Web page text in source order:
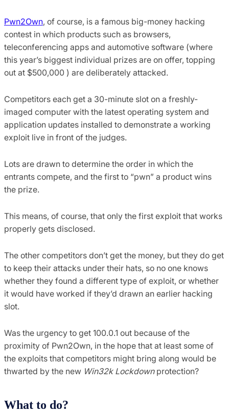
Pwn2Own, of course, is a famous big-money hacking
contest in which products such as browsers,
teleconferencing apps and automotive software (where
this year’s biggest individual prizes are on offer, topping
out at $500,000 ) are deliberately attacked.
Competitors each get a 30-minute slot on a freshly-
imaged computer with the latest operating system and
application updates installed to demonstrate a working
exploit live in front of the judges.
Lots are drawn to determine the order in which the
entrants compete, and the first to “pwn” a product wins
the prize.
This means, of course, that only the first exploit that works
properly gets disclosed.
The other competitors don’t get the money, but they do get
to keep their attacks under their hats, so no one knows
whether they found a different type of exploit, or whether
it would have worked if they’d drawn an earlier hacking
slot.
Was the urgency to get 100.0.1 out because of the
proximity of Pwn2Own, in the hope that at least some of
the exploits that competitors might bring along would be
thwarted by the new Win32k Lockdownprotection?
What to do?